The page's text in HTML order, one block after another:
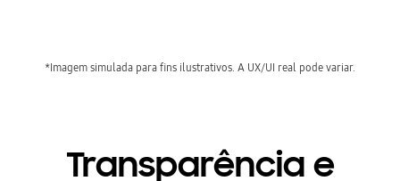
*Imagem simulada para fins ilustrativos. A UX/UI real pode variar.
Transparência e